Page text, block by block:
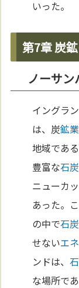
いった。
第7章 炭
ノーサ
イングラ
は、炭鉱業
地域である
豊富な石炭
ニューカ
あった。
の中で石炭
せないエ
ンドは、
な場所であ